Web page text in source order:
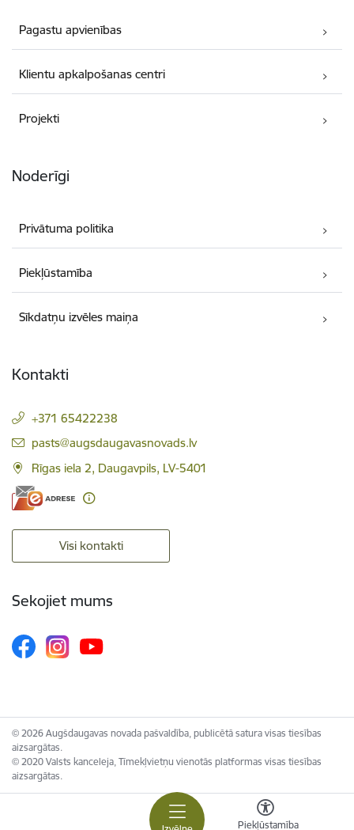
Piekļūstamība
Pagastu apvienības
Klientu apkalpošanas centri
Projekti
Noderīgi
Privātuma politika
Piekļūstamība
Sīkdatņu izvēles maiņa
Kontakti
+371 65422238
E-pasts:
pasts@augsdaugavasnovads.lv
Rīgas iela 2, Daugavpils, LV-5401
Visi kontakti
Sekojiet mums
© 2026 Augšdaugavas novada pašvaldība, publicētā satura visas tiesības
aizsargātas.
© 2020 Valsts kanceleja, Tīmekļvietņu vienotās platformas visas tiesības
aizsargātas.